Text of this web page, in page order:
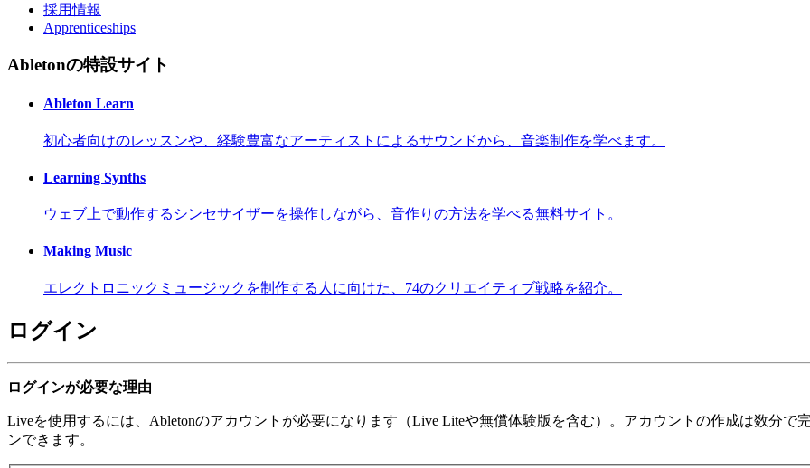
採用情報
Apprenticeships
Abletonの特設サイト
Ableton Learn
初心者向けのレッスンや、経験豊富なアーティストによるサウンドから、音楽制作を学べます。
Learning Synths
ウェブ上で動作するシンセサイザーを操作しながら、音作りの方法を学べる無料サイト。
Making Music
エレクトロニックミュージックを制作する人に向けた、74のクリエイティブ戦略を紹介。
ログイン
ログインが必要な理由
Liveを使用するには、Abletonのアカウントが必要になります（Live Liteや無償体験版を含む）。アカウントの作成は数分
ンできます。